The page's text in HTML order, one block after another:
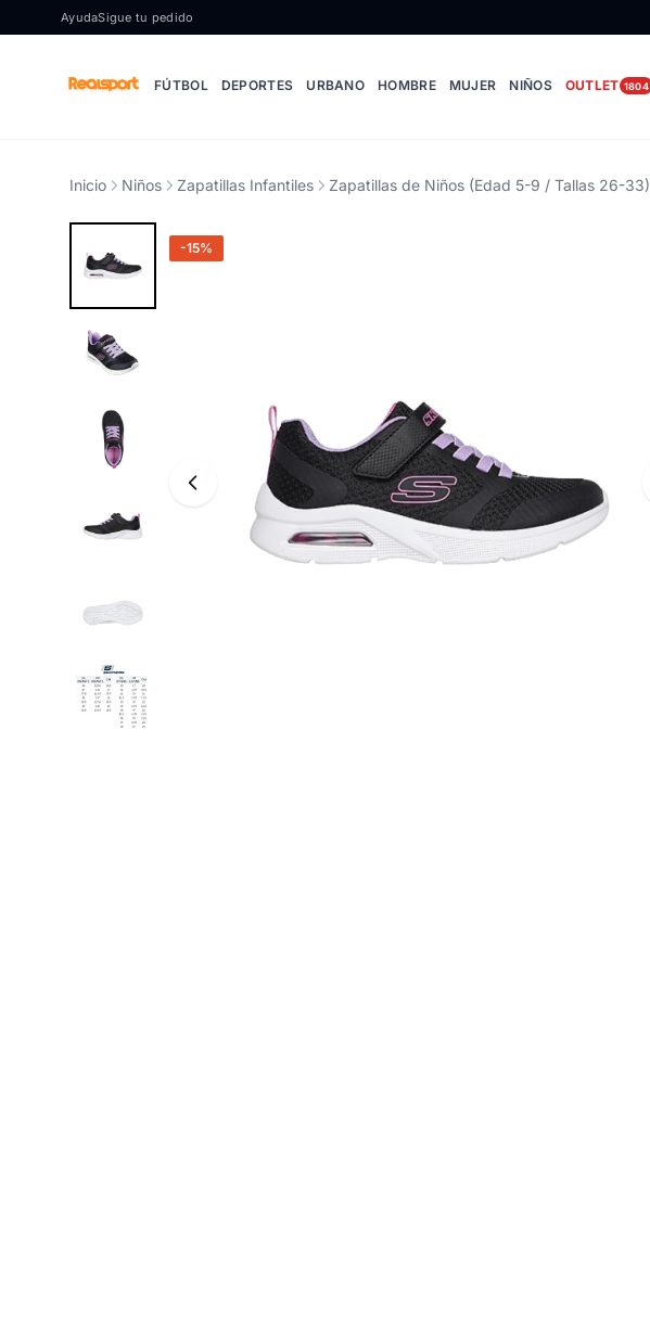
Ir al contenido
AyudaSigue tu pedido
FÚTBOL DEPORTES URBANO HOMBRE MUJER NIÑOS OUTLET 1804
Inicio Niños Zapatillas Infantiles Zapatillas de Niños (Edad 5-9 / Tallas 26-33)
-15%